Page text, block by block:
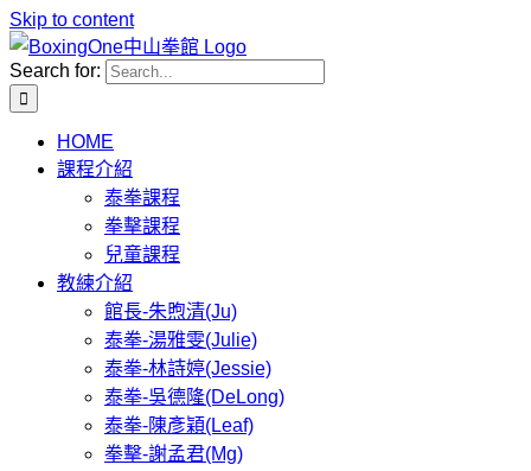
Skip to content
Search for:
HOME
課程介紹
泰拳課程
拳擊課程
兒童課程
教練介紹
館長-朱煦清(Ju)
泰拳-湯雅雯(Julie)
泰拳-林詩婷(Jessie)
泰拳-吳德隆(DeLong)
泰拳-陳彥穎(Leaf)
拳擊-謝孟君(Mg)